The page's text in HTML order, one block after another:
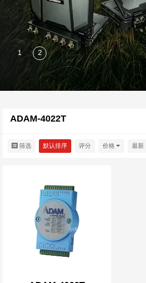
ADAM-4022T
筛选 默认排序 评分 价格 最新